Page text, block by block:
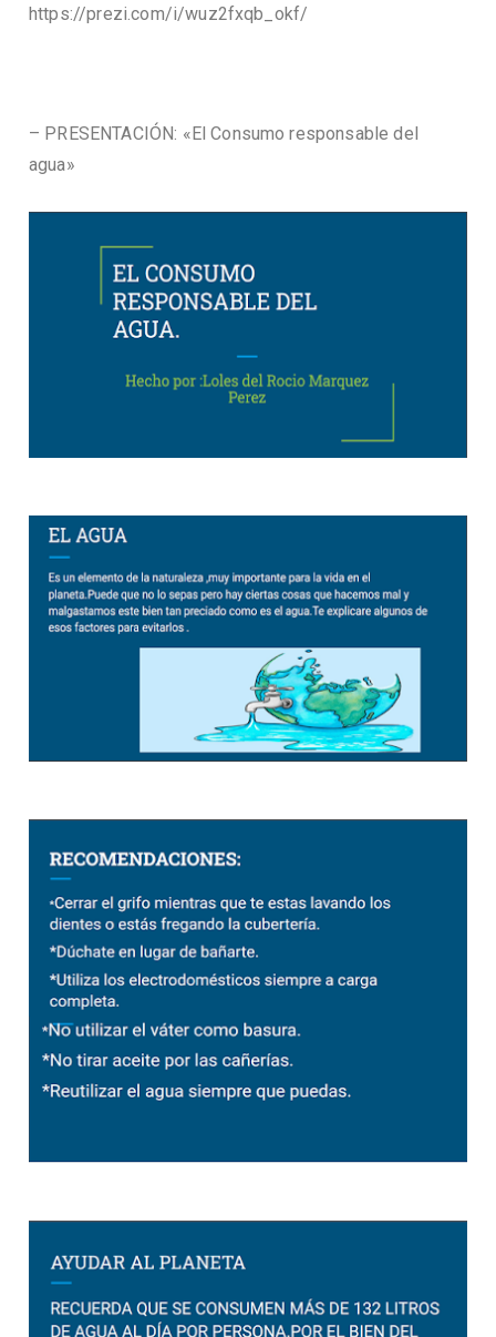
https://prezi.com/i/wuz2fxqb_okf/
– PRESENTACIÓN: «El Consumo responsable del
agua»